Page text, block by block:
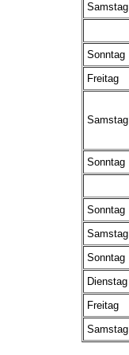
Samstag
Sonntag
Freitag
Samstag
Sonntag
Sonntag
Samstag
Sonntag
Dienstag
Freitag
Samstag